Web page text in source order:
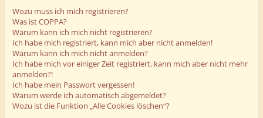
Wozu muss ich mich registrieren?
Was ist COPPA?
Warum kann ich mich nicht registrieren?
Ich habe mich registriert, kann mich aber nicht anmelden!
Warum kann ich mich nicht anmelden?
Ich habe mich vor einiger Zeit registriert, kann mich aber nicht mehr
anmelden?!
Ich habe mein Passwort vergessen!
Warum werde ich automatisch abgemeldet?
Wozu ist die Funktion „Alle Cookies löschen“?